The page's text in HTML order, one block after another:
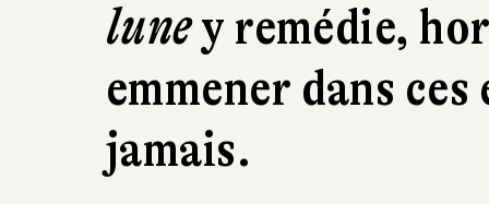
luney remédie,
emmener dans
jamais.